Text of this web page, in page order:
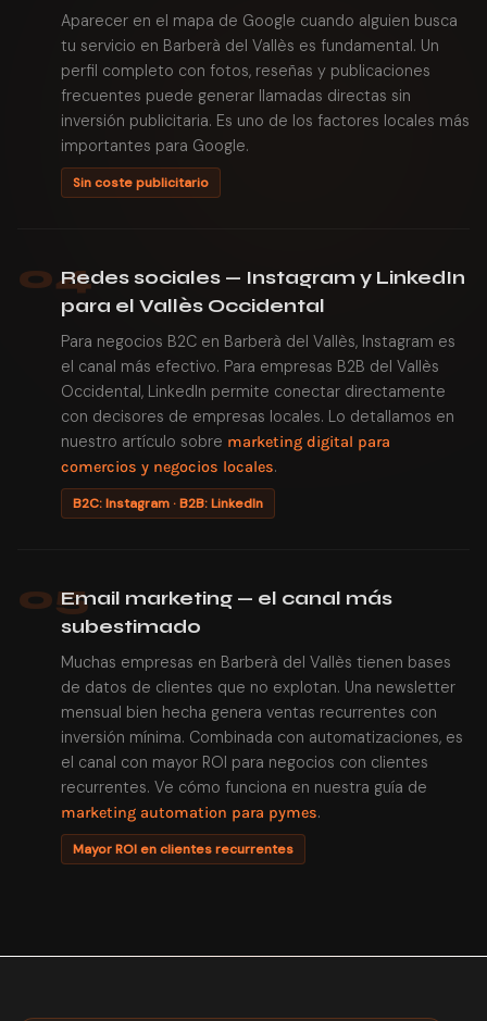
Aparecer en el mapa de Google cuando alguien busca
tu servicio en Barberà del Vallès es fundamental. Un
perfil completo con fotos, reseñas y publicaciones
frecuentes puede generar llamadas directas sin
inversión publicitaria. Es uno de los factores locales más
importantes para Google.
Sin coste publicitario
04Redes sociales — Instagram y LinkedIn
para el Vallès Occidental
Para negocios B2C en Barberà del Vallès, Instagram es
el canal más efectivo. Para empresas B2B del Vallès
Occidental, LinkedIn permite conectar directamente
con decisores de empresas locales. Lo detallamos en
nuestro artículo sobre marketing digital para
comercios y negocios locales.
B2C: Instagram · B2B: LinkedIn
05Email marketing — el canal más
subestimado
Muchas empresas en Barberà del Vallès tienen bases
de datos de clientes que no explotan. Una newsletter
mensual bien hecha genera ventas recurrentes con
inversión mínima. Combinada con automatizaciones, es
el canal con mayor ROI para negocios con clientes
recurrentes. Ve cómo funciona en nuestra guía de
marketing automation para pymes.
Mayor ROI en clientes recurrentes